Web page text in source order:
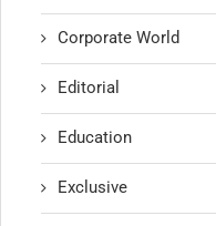
Corporate World
Editorial
Education
Exclusive